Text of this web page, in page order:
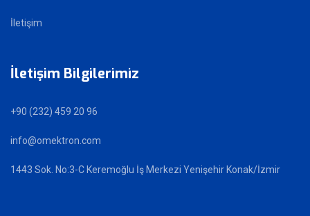
İletişim
İletişim Bilgilerimiz
+90 (232) 459 20 96
info@omektron.com
1443 Sok. No:3-C Keremoğlu İş Merkezi Yenişehir Konak/İzmir